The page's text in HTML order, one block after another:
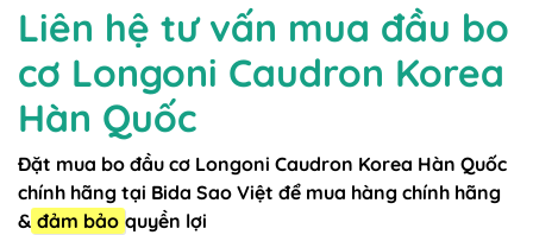
Liên hệ tư vấn mua đầu bo
cơ Longoni Caudron Korea
Hàn Quốc
Đặt mua bo đầu cơ Longoni Caudron Korea Hàn Quốc
chính hãng tại Bida Sao Việt để mua hàng chính hãng
& đảm bảo quyền lợi